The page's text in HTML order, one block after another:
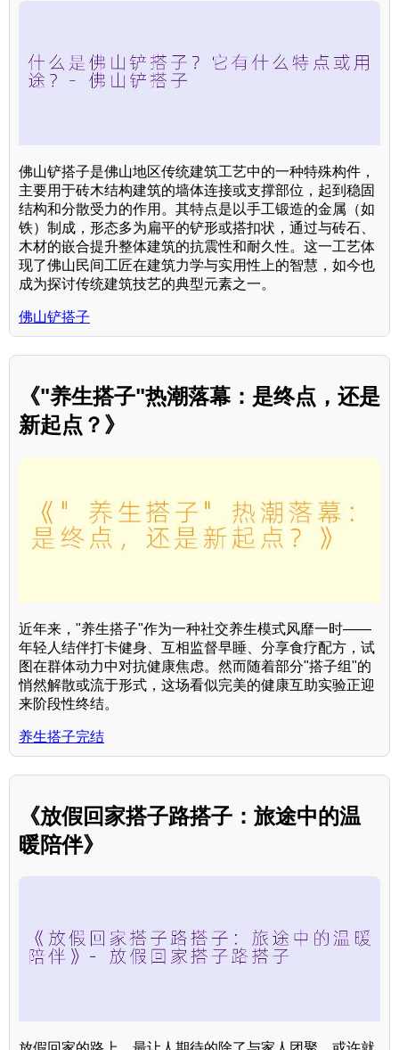
佛山铲搭子是佛山地区传统建筑工艺中的一种特殊构件，
主要用于砖木结构建筑的墙体连接或支撑部位，起到稳固
结构和分散受力的作用。其特点是以手工锻造的金属（如
铁）制成，形态多为扁平的铲形或搭扣状，通过与砖石、
木材的嵌合提升整体建筑的抗震性和耐久性。这一工艺体
现了佛山民间工匠在建筑力学与实用性上的智慧，如今也
成为探讨传统建筑技艺的典型元素之一。
佛山铲搭子
《"养生搭子"热潮落幕：是终点，还是
新起点？》
近年来，"养生搭子"作为一种社交养生模式风靡一时——
年轻人结伴打卡健身、互相监督早睡、分享食疗配方，试
图在群体动力中对抗健康焦虑。然而随着部分"搭子组"的
悄然解散或流于形式，这场看似完美的健康互助实验正迎
来阶段性终结。
养生搭子完结
《放假回家搭子路搭子：旅途中的温
暖陪伴》